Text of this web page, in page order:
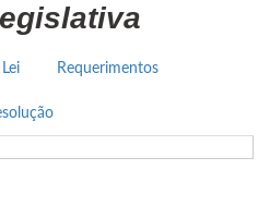
Requerimentos